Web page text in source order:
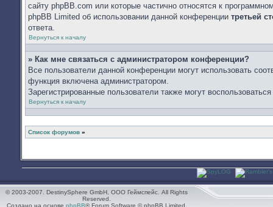
сайту phpBB.com или которые частично относятся к
phpBB Limited об использовании данной конференции третьей
ответа.
Вернуться к началу
» Как мне связаться с администратором конференции?
Все пользователи данной конференции могут использовать
функция включена администратором.
Зарегистрированные пользователи также могут
Вернуться к началу
Список форумов »
© 2003-2007. DestinySphere GmbH, ООО Геймспейс. All Rights
Reserved.
Создано на основе phpBB® Forum Software © phpBB Limited.